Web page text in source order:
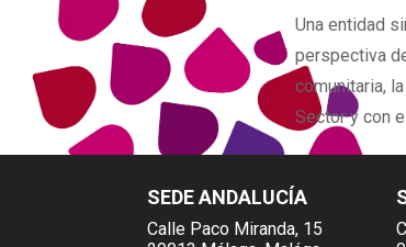
Una entidad
perspectiva
comunitaria,
Sector y con
SEDE ANDALUCÍA
Calle Paco Miranda, 15